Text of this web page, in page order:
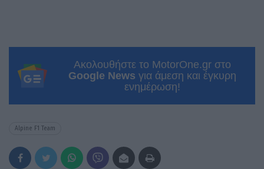
Ακολουθήστε το MotorOne.gr στο
Google News για άμεση και έγκυρη
ενημέρωση!
Alpine F1 Team